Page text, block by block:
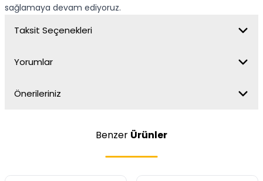
sağlamaya devam ediyoruz.
Taksit Seçenekleri
Yorumlar
Önerileriniz
Benzer Ürünler